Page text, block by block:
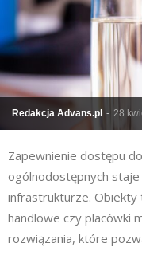
Redakcja Advans.pl - 28
Zapewnienie dostępu
ogólnodostępnych
infrastrukturze. Obiekty
handlowe czy placówki
rozwiązania, które